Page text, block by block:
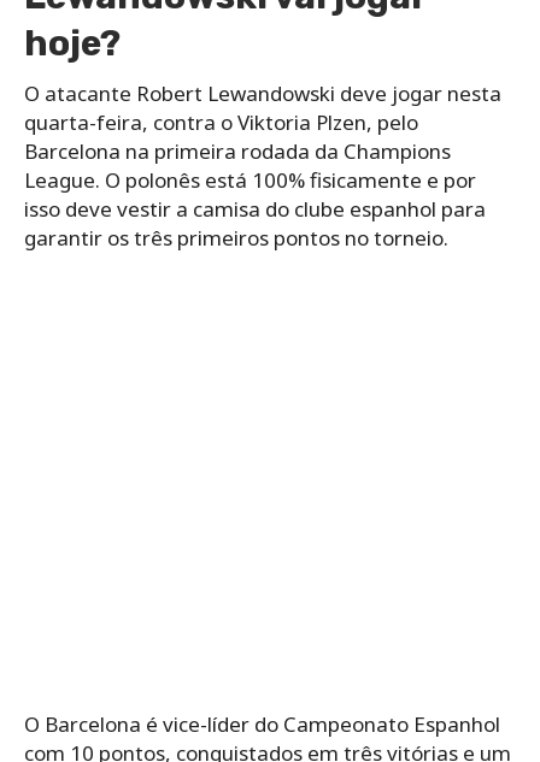
hoje?
O atacante Robert Lewandowski deve jogar nesta
quarta-feira, contra o Viktoria Plzen, pelo
Barcelona na primeira rodada da Champions
League. O polonês está 100% fisicamente e por
isso deve vestir a camisa do clube espanhol para
garantir os três primeiros pontos no torneio.
O Barcelona é vice-líder do Campeonato Espanhol
com 10 pontos, conquistados em três vitórias e um